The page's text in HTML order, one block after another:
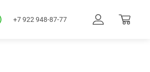
+7 922 948-87-77